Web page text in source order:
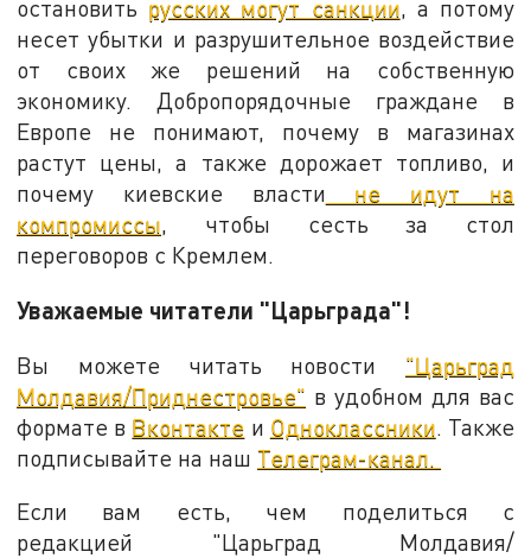
остановить русских могут санкции, а потому
несет убытки и разрушительное воздействие
от своих же решений на собственную
экономику. Добропорядочные граждане в
Европе не понимают, почему в магазинах
растут цены, а также дорожает топливо, и
почему киевские власти не идут на
компромиссы, чтобы сесть за стол
переговоров с Кремлем.
Уважаемые читатели "Царьграда"!
Вы можете читать новости "Царьград
Молдавия/Приднестровье" в удобном для вас
формате в Вконтакте и Одноклассники. Также
подписывайте на наш Телеграм-канал.
Если вам есть, чем поделиться с
редакцией "Царьград Молдавия/